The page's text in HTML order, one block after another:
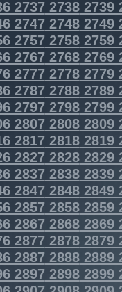
273727382739
274727482749
275727582759
276727682769
277727782779
278727882789
279727982799
280728082809
281728182819
282728282829
283728382839
284728482849
2857 28582859
2867 28682869
2877 28782879
288728882889
289728982899